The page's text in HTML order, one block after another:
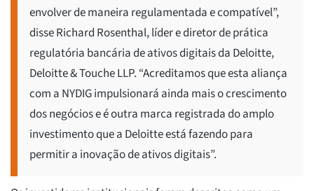
envolver de maneira regulamentada e compatível”,
disse Richard Rosenthal, líder e diretor de prática
regulatória bancária de ativos digitais da Deloitte,
Deloitte & Touche LLP. “Acreditamos que esta aliança
com a NYDIG impulsionará ainda mais o crescimento
dos negócios e é outra marca registrada do amplo
investimento que a Deloitte está fazendo para
permitir a inovação de ativos digitais”.